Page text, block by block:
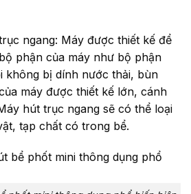
ngang: Máy được thiết kế để
phận của máy như bộ phận
không bị dính nước thải, bùn
máy được thiết kế lớn, cánh
hút trục ngang sẽ có thể loại
tạp chất có trong bể.